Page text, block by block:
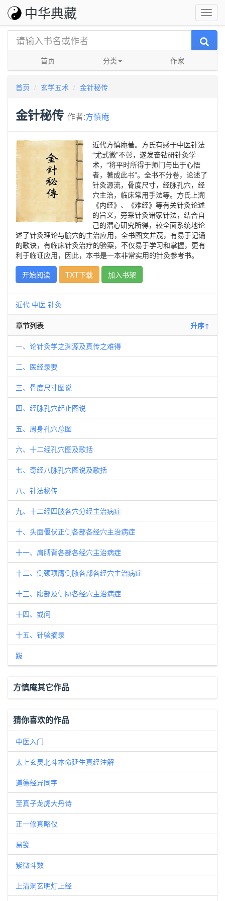
中华典藏
首页 分类 作家
首页 玄学五术 金针秘传
金针秘传 作者:方慎庵
近代方慎庵著。方氏有感于中医针法
“尤式微”不彰，遂发奋钻研针灸学
术，“将平时所得于师门与出于心悟
者，著成此书”。全书不分卷，论述了
针灸源流，骨度尺寸，经脉孔穴，经
穴主治，临床常用手法等。方氏上溯
《内经》、《难经》等有关针灸论述
的旨义，旁采针灸诸家针法，结合自
己的潜心研究所得，较全面系统地论
述了针灸理论与腧穴的主治应用，全书图文并茂，有易于记诵
的歌诀，有临床针灸治疗的验案，不仅易于学习和掌握，更有
利于临证应用，因此，本书是一本非常实用的针灸参考书。
开始阅读
TXT下载 加入书架
近代 中医 针灸
章节列表 升序↑
一、论针灸学之渊源及真传之难得
二、医经录要
三、骨度尺寸图说
四、经脉孔穴起止图说
五、周身孔穴总图
六、十二经孔穴图及歌括
七、奇经八脉孔穴图说及歌括
八、针法秘传
九、十二经四肢各穴分经主治病症
十、头面偃伏正侧各部各经穴主治病症
十一、肩膊背各部各经穴主治病症
十二、侧颈项膺侧腋各部各经穴主治病症
十三、腹部及侧胁各经穴主治病症
十四、或问
十五、针验摘录
跋
方慎庵其它作品
猜你喜欢的作品
中医入门
太上玄灵北斗本命延生真经注解
道德经异同字
至真子龙虎大丹诗
正一修真略仪
易笺
紫微斗数
上清洞玄明灯上经